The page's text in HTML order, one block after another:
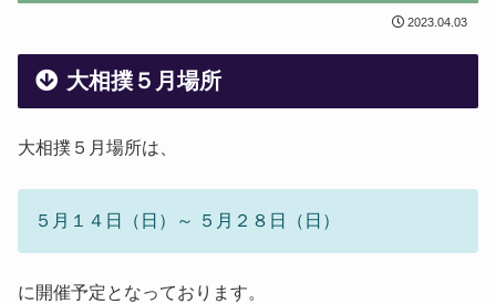
2023.04.03
大相撲５月場所
大相撲５月場所は、
５月１４日（日）～ ５月２８日（日）
に開催予定となっております。